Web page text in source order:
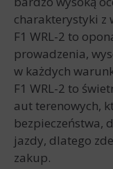
charakterystyki z
F1 WRL-2 to
prowadzenia,
w każdych
F1 WRL-2 to
aut terenowych,
bezpieczeństwa,
jazdy, dlatego
zakup.